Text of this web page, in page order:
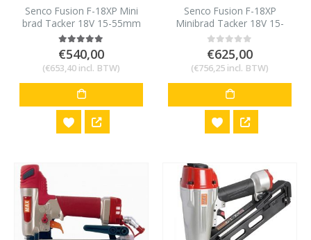
Senco Fusion F-18XP Mini
brad Tacker 18V 15-55mm
met 1 accu en lader
5.00out of 5
€540,00
(€653,40 incl. BTW)
Senco Fusion F-18XP
Minibrad Tacker 18V 15-
55mm met 2 accu’s en
lader
0out of 5
€625,00
(€756,25 incl. BTW)